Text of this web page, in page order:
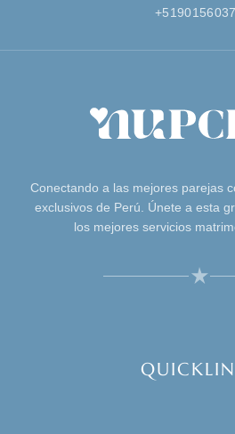
Conectando a las mejores parejas
exclusivos de Perú. Únete a esta
los mejores servicios